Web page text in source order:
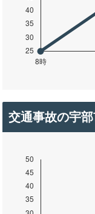
交通事故の宇